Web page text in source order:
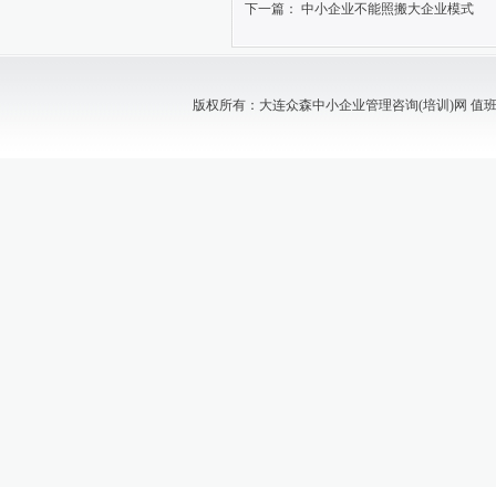
下一篇： 中小企业不能照搬大企业模式
版权所有：大连众森中小企业管理咨询(培训)网 值